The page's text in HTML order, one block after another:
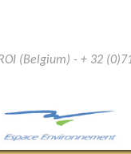
(Belgium) - + 32